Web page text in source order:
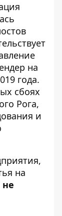
на
года.
сбоях
Рога,
и
на
не